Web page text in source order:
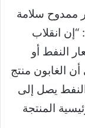
ممدوح سلامة
“إن انقلاب
النفط أو
الغابون منتج
يصل إلى
المنتجة